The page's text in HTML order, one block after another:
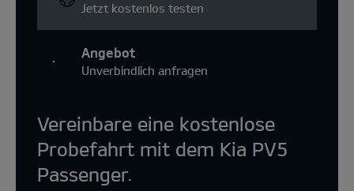
Jetzt kostenlos testen
Angebot
Unverbindlich anfragen
Vereinbare eine kostenlose
Probefahrt mit dem Kia PV5
Passenger.